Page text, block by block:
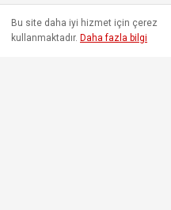
8 Ağustos Cumartesi günü
Yeri’nde düzenlenen
Bu site daha iyi hizmet için çerez
kullanmaktadır. Daha fazla bilgi